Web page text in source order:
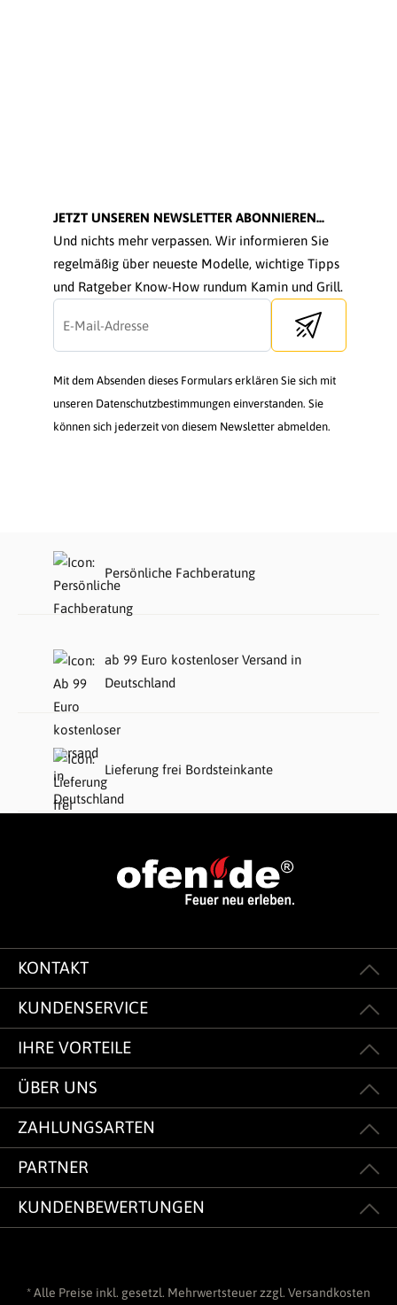
JETZT UNSEREN NEWSLETTER ABONNIEREN...
Und nichts mehr verpassen. Wir informieren Sie
regelmäßig über neueste Modelle, wichtige Tipps
und Ratgeber Know-How rundum Kamin und Grill.
Send newsletter
Mit dem Absenden dieses Formulars erklären Sie sich mit
unseren Datenschutzbestimmungen einverstanden. Sie
können sich jederzeit von diesem Newsletter abmelden.
Persönliche Fachberatung
ab 99 Euro kostenloser Versand in
Deutschland
Lieferung frei Bordsteinkante
KONTAKT
KUNDENSERVICE
IHRE VORTEILE
ÜBER UNS
ZAHLUNGSARTEN
PARTNER
KUNDENBEWERTUNGEN
* Alle Preise inkl. gesetzl. Mehrwertsteuer zzgl. Versandkosten